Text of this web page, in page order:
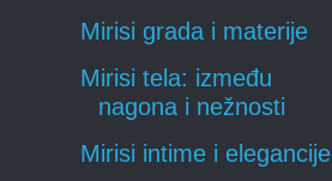
Mirisi grada i materije
Mirisi tela: između
nagona i nežnosti
Mirisi intime i elegancije